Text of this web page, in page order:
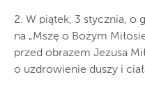
2. W piątek, 3 stycznia, o
na „Mszę o Bożym
przed obrazem Jezusa
o uzdrowienie duszy i